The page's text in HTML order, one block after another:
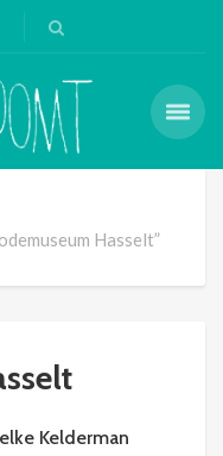
Hasselt”
Kelderman